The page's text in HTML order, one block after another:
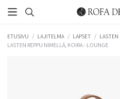
ETUSIVU / LAJITELMA / LAPSET / LASTEN
LASTEN REPPU NIMELLÄ, KOIRA - LOUNGE